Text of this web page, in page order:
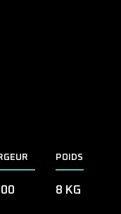
POIDS
8 KG